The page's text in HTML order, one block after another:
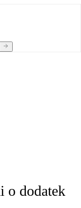
o dodatek